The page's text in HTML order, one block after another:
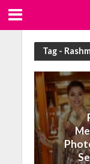
Tag -